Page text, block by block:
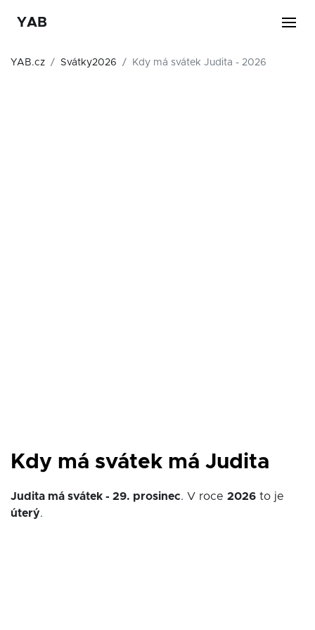
YAB
YAB.cz Svátky2026 Kdy má svátek Judita - 2026
Kdy má svátek má Judita
Judita má svátek - 29. prosinec. V roce 2026 to je
úterý.